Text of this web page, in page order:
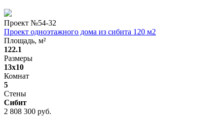
Проект №54-32
Проект одноэтажного дома из сибита 120 м2
Площадь, м²
122.1
Размеры
13x10
Комнат
5
Стены
Сибит
2 808 300 руб.